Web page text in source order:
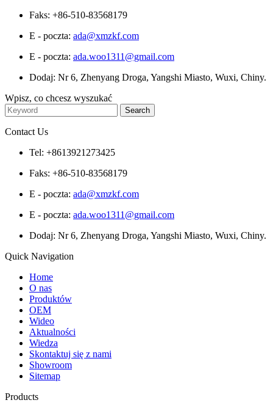
Faks: +86-510-83568179
E - poczta: ada@xmzkf.com
E - poczta: ada.woo1311@gmail.com
Dodaj: Nr 6, Zhenyang Droga, Yangshi Miasto, Wuxi, Chiny.
Wpisz, co chcesz wyszukać
Contact Us
Tel: +8613921273425
Faks: +86-510-83568179
E - poczta: ada@xmzkf.com
E - poczta: ada.woo1311@gmail.com
Dodaj: Nr 6, Zhenyang Droga, Yangshi Miasto, Wuxi, Chiny.
Quick Navigation
Home
O nas
Produktów
OEM
Wideo
Aktualności
Wiedza
Skontaktuj się z nami
Showroom
Sitemap
Products